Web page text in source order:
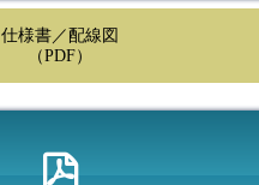
仕様書／配線図
（PDF）